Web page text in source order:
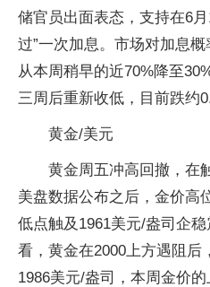
储官员出面表态，支持在6
过”一次加息。市场对加息
从本周稍早的近70%降至
三周后重新收低，目前跌约
黄金/美元
黄金周五冲高回撤，在
美盘数据公布之后，金价高
低点触及1961美元/盎司企
看，黄金在2000上方遇阻后
1986美元/盎司，本周金价